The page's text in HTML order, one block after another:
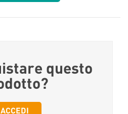
questo
ACCEDI